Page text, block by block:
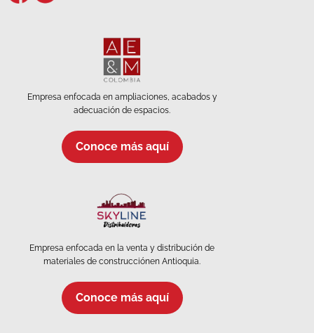
Empresa enfocada en ampliaciones, acabados y
adecuación de espacios.
Conoce más aquí
Empresa enfocada en la venta y distribución de
materiales de construcciónen Antioquia.
Conoce más aquí